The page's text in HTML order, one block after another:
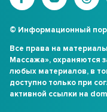
© Информационный
Все права на
Массажа», охраняются
любых материалов, в
доступно только при
активной ссылки на